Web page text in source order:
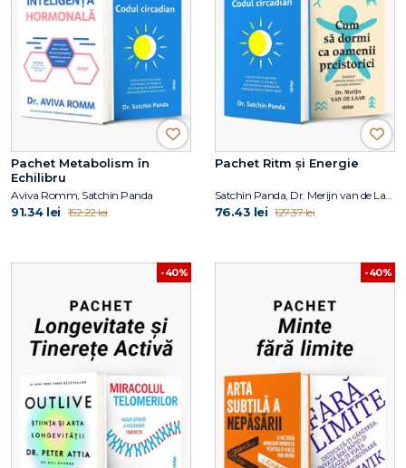
Pachet Metabolism în
Echilibru
Aviva Romm, Satchin Panda
91.34 lei 152.22 lei
Pachet Ritm și Energie
Satchin Panda, Dr. Merijn van de Laar
76.43 lei 127.37 lei
-40% -40%